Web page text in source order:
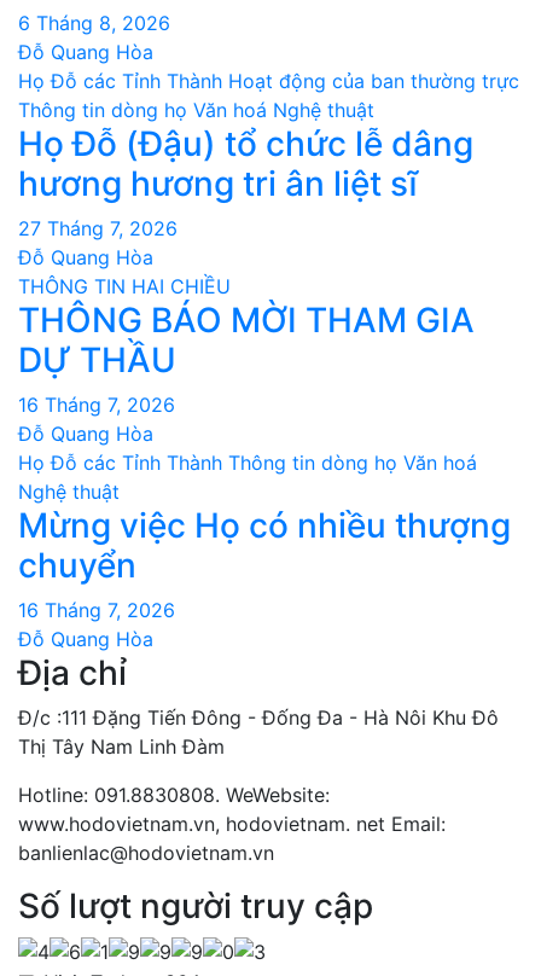
6 Tháng 8, 2026
Đỗ Quang Hòa
Họ Đỗ các Tỉnh Thành Hoạt động của ban thường trực
Thông tin dòng họ Văn hoá Nghệ thuật
Họ Đỗ (Đậu) tổ chức lễ dâng
hương hương tri ân liệt sĩ
27 Tháng 7, 2026
Đỗ Quang Hòa
THÔNG TIN HAI CHIỀU
THÔNG BÁO MỜI THAM GIA
DỰ THẦU
16 Tháng 7, 2026
Đỗ Quang Hòa
Họ Đỗ các Tỉnh Thành Thông tin dòng họ Văn hoá
Nghệ thuật
Mừng việc Họ có nhiều thượng
chuyển
16 Tháng 7, 2026
Đỗ Quang Hòa
Địa chỉ
Đ/c :111 Đặng Tiến Đông - Đống Đa - Hà Nôi Khu Đô
Thị Tây Nam Linh Đàm
Hotline: 091.8830808. WeWebsite:
www.hodovietnam.vn, hodovietnam. net Email:
banlienlac@hodovietnam.vn
Số lượt người truy cập